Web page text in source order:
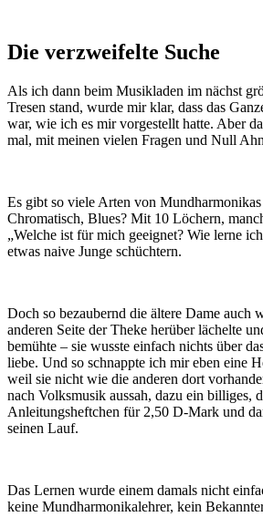
Die verzweifelte Suche
Als ich dann beim Musikladen im nächst
Tresen stand, wurde mir klar, dass das
war, wie ich es mir vorgestellt hatte. Aber
mal, mit meinen vielen Fragen und Null
Es gibt so viele Arten von
Chromatisch, Blues? Mit 10 Löchern,
„Welche ist für mich geeignet? Wie lerne
etwas naive Junge schüchtern.
Doch so bezaubernd die ältere Dame auch
anderen Seite der Theke herüber lächelte
bemühte – sie wusste einfach nichts über
liebe. Und so schnappte ich mir eben eine
weil sie nicht wie die anderen dort
nach Volksmusik aussah, dazu ein billiges,
Anleitungsheftchen für 2,50 D-Mark und
seinen Lauf.
Das Lernen wurde einem damals nicht
keine Mundharmonikalehrer, kein